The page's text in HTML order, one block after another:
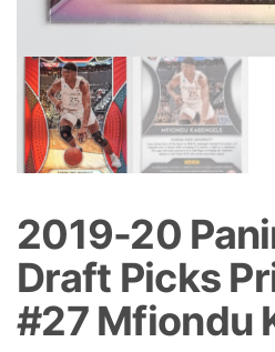
2019-20
Draft Picks
#27 Mfiondu